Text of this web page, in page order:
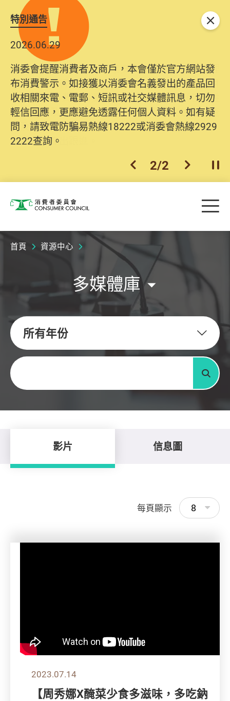
特別通告
2026.06.29
消委會提醒消費者及商戶，本會僅於官方網站發
布消費警示。如接獲以消委會名義發出的產品回
收相關來電、電郵、短訊或社交媒體訊息，切勿
輕信回應，更應避免透露任何個人資料。如有疑
問，請致電防騙易熱線18222或消委會熱線2929
2222查詢。
2025.10.31
為提升使用者體驗及網絡安全，本會的投訴處理
系統已經進行升級及推出新功能。由2025年11月
10日起，消費者需要提供基本聯絡資料（包括姓
名、電郵及電話）註冊帳戶，才可提交投訴、查
詢及建議。所有提交紀錄將清晰整合於帳戶中，
方便日後作出跟進。
上一個
2/2 下一個開
關閉
消費者委員會 目
首頁 資源中心
多媒體庫
所有年份
關鍵字
搜尋
影片 信息圖
每頁顯示 8
2023.07.14
【周秀娜X醃菜少食多滋味，多吃鈉